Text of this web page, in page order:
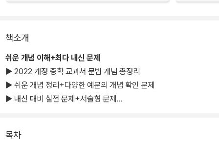
책소개
쉬운 개념 이해+최다 내신 문제
▶ 2022 개정 중학 교과서 문법 개념 총정리
▶ 쉬운 개념 정리+다양한 예문의 개념 확인 문제
▶ 내신 대비 실전 문제+서술형 문제
▶ 문법 개념 동영상 강의 QR 코드 제공
목차